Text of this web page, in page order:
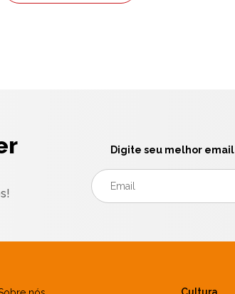
Digite seu melhor email